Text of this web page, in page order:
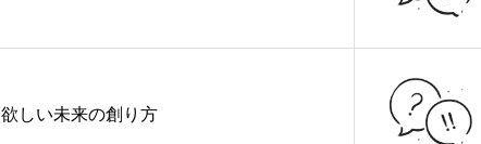
欲しい未来の創り方